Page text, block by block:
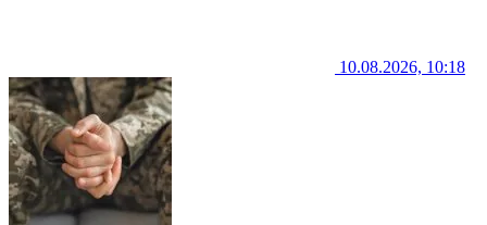
10.08.2026, 10:18